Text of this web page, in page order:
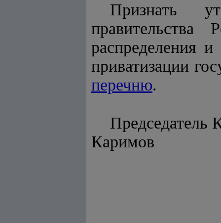
Признать
правительства
распределения и
приватизации
перечню.
Каримов